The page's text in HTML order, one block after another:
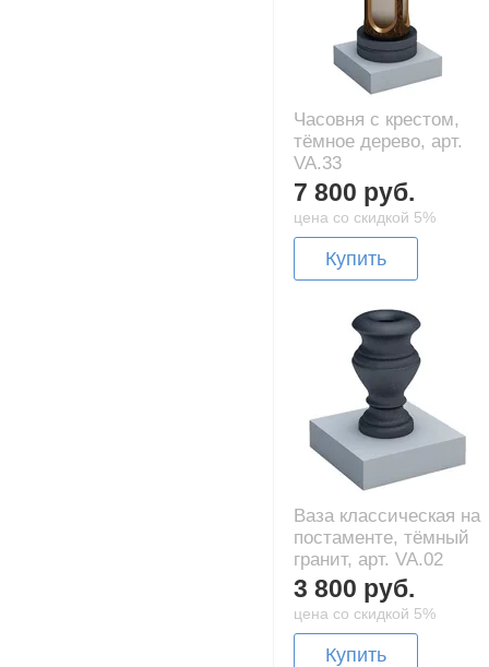
Часовня с крестом,
тёмное дерево, арт.
VA.33
7 800 руб.
цена со скидкой 5%
Купить
Ваза классическая на
постаменте, тёмный
гранит, арт. VA.02
3 800 руб.
цена со скидкой 5%
Купить